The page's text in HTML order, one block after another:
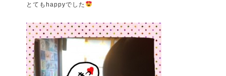
とてもhappyでした